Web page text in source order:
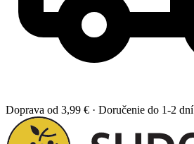
Doprava od 3,99 € · Doručenie do 1-2 dní